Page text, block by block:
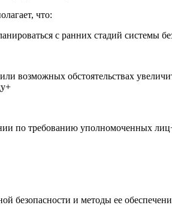
что:
с ранних стадий системы
обстоятельствах
по требованию уполномоченных
безопасности и методы ее